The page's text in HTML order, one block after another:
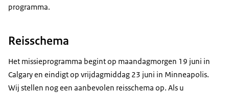
programma.
Reisschema
Het missieprogramma begint op maandagmorgen 19 juni in
Calgary en eindigt op vrijdagmiddag 23 juni in Minneapolis.
Wij stellen nog een aanbevolen reisschema op. Als u